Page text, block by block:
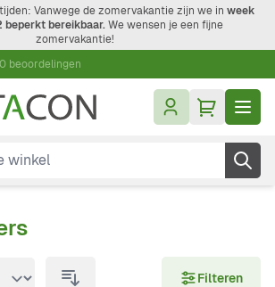
Vanwege de zomervakantie zijn we in week
beperkt bereikbaar.We wensen je een fijne
zomervakantie!
beoordelingen
winkel
Filteren